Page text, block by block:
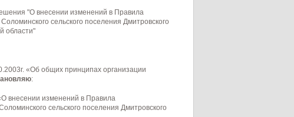
"О внесении изменений в Правила
сельского поселения Дмитровского
области"
«Об общих принципах организации
:
внесении изменений в Правила
сельского поселения Дмитровского